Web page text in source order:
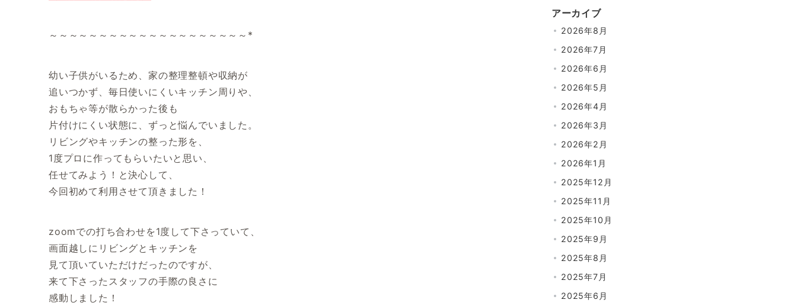
～～～～～～～～～～～～～～～～～～～～*
幼い子供がいるため、家の整理整頓や収納が
追いつかず、毎日使いにくいキッチン周りや、
おもちゃ等が散らかった後も
片付けにくい状態に、ずっと悩んでいました。
リビングやキッチンの整った形を、
1度プロに作ってもらいたいと思い、
任せてみよう！と決心して、
今回初めて利用させて頂きました！
zoomでの打ち合わせを1度して下さっていて、
画面越しにリビングとキッチンを
見て頂いていただけだったのですが、
来て下さったスタッフの手際の良さに
感動しました！
アーカイブ
2026年8月
2026年7月
2026年6月
2026年5月
2026年4月
2026年3月
2026年2月
2026年1月
2025年12月
2025年11月
2025年10月
2025年9月
2025年8月
2025年7月
2025年6月